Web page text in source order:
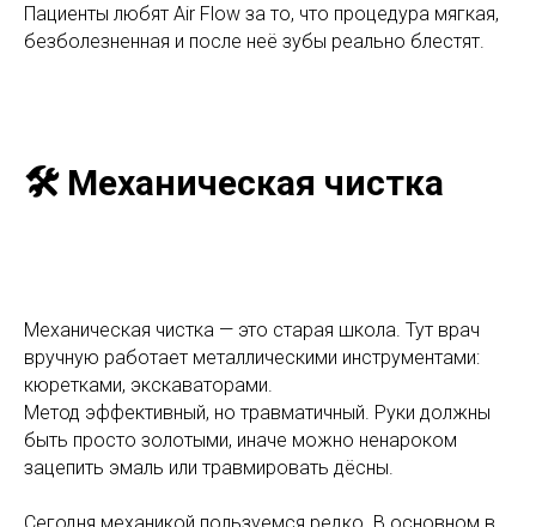
Пациенты любят Air Flow за то, что процедура мягкая,
безболезненная и после неё зубы реально блестят.
🛠️ Механическая чистка
Механическая чистка — это старая школа. Тут врач
вручную работает металлическими инструментами:
кюретками, экскаваторами.
Метод эффективный, но травматичный. Руки должны
быть просто золотыми, иначе можно ненароком
зацепить эмаль или травмировать дёсны.